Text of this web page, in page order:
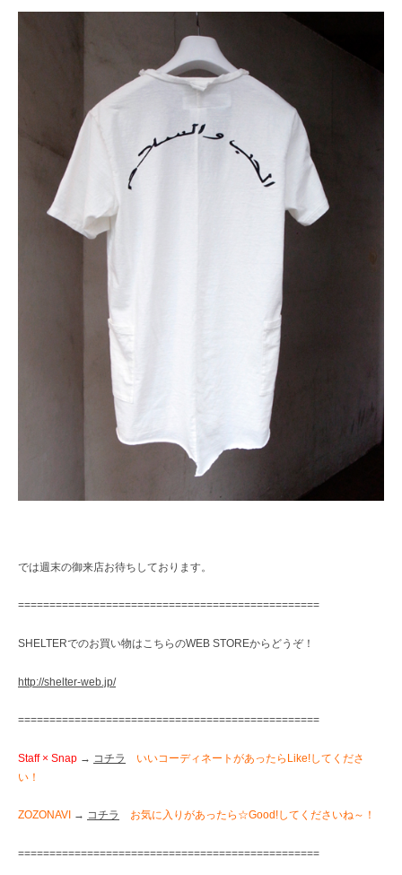
では週末の御来店お待ちしております。
================================================
SHELTERでのお買い物はこちらのWEB STOREからどうぞ！
http://shelter-web.jp/
================================================
Staff × Snap → コチラ
いいコーディネートがあったらLike!してくださ
い！
ZOZONAVI → コチラ お気に入りがあったら☆Good!してくださいね～！
================================================